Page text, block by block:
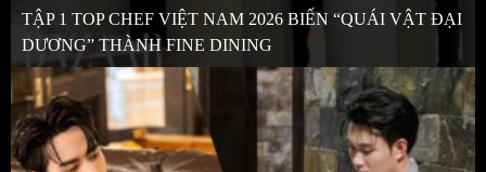
TẬP 1 TOP CHEF VIỆT NAM 2026 BIẾN “QUÁI VẬT ĐẠI
DƯƠNG” THÀNH FINE DINING